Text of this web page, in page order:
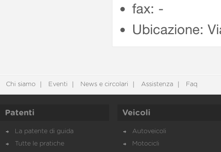
fax: -
Ubicazione:
Chi siamo Eventi News e circolari Assistenza Faq
Patenti
La patente di guida
Tutte le pratiche
Veicoli
Autoveicoli
Motocicli